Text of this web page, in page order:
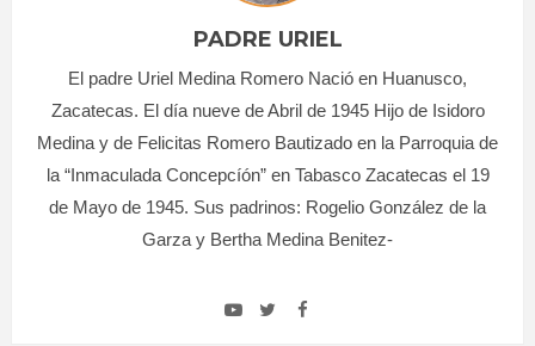
PADRE URIEL
El padre Uriel Medina Romero Nació en Huanusco,
Zacatecas. El día nueve de Abril de 1945 Hijo de Isidoro
Medina y de Felicitas Romero Bautizado en la Parroquia de
la “Inmaculada Concepcíón” en Tabasco Zacatecas el 19
de Mayo de 1945. Sus padrinos: Rogelio González de la
Garza y Bertha Medina Benitez-